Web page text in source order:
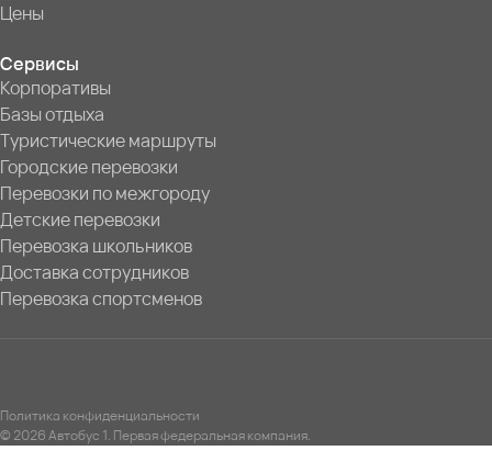
Цены
Сервисы
Корпоративы
Базы отдыха
Туристические маршруты
Городские перевозки
Перевозки по межгороду
Детские перевозки
Перевозка школьников
Доставка сотрудников
Перевозка спортсменов
Политика конфиденциальности
© 2026 Автобус 1. Первая федеральная компания.